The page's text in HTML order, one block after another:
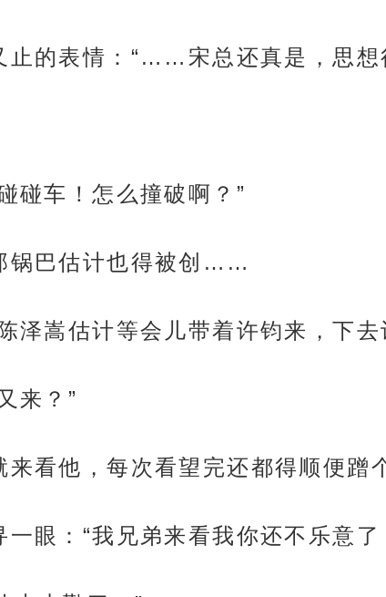
止的表情：“……宋总还真是，思想
碰车！怎么撞破啊？”
锅巴估计也得被创……
泽嵩估计等会儿带着许钧来，下
来？”
看他，每次看望完还都得顺便蹭
眼：“我兄弟来看我你还不乐意了